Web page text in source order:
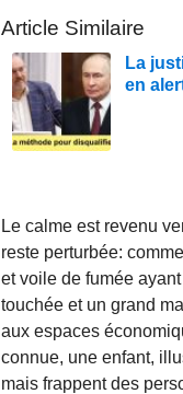
Article Similaire
La
en
Le calme est revenu
reste perturbée:
et voile de fumée
touchée et un grand
aux espaces
connue, une enfant,
mais frappent des